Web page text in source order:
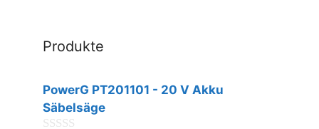
Produkte
PowerG PT201101 - 20 V Akku
Säbelsäge